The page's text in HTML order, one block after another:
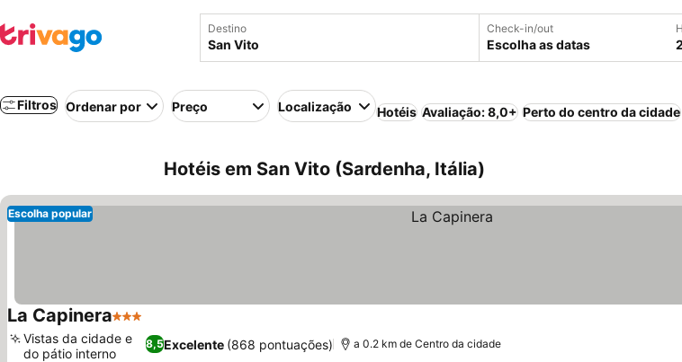
Destino Check-in/out
Escolha as datas
Filtros Ordenar por Preço Localização Hotéis Avaliação: 8,0+ Perto do centro da cidade
Hotéis em San Vito (Sardenha, Itália)
Escolha popular
La Capinera3 Estrelas
8,5Excelente (868 pontuações)
Vistas da cidade e
do pátio interno
a 0.2 km de Centro da cidade